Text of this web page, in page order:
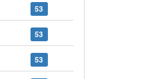
53
53
53